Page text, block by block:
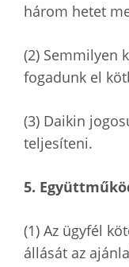
három hetet
(2) Semmilyen
fogadunk el
(3) Daikin
teljesíteni.
5.
(1) Az ügyfél
állását az